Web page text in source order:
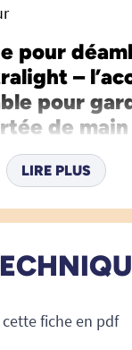
pour
–
pour
de main
pour le
ce porte canne
en
conserver
soit chez eux ou
le confort ou la
LIRE PLUS
fiche en pdf